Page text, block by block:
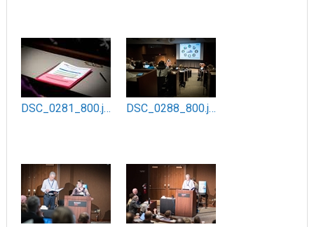
DSC_0281_800.jpg DSC_0288_800.jpg